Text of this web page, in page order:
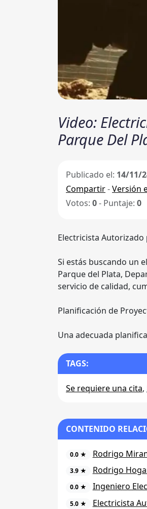
Video:
Parque Del
Publicado el: 14/11/
Compartir-Versión
Votos: 0- Puntaje: 0
Electricista Autorizado
Si estás buscando un
Parque del Plata,
servicio de calidad,
Planificación de
Una adecuada
TAGS:
Se requiere una cita,
CONTENIDO
0.0 ★ Rodrigo
3.9 ★ Rodrigo
0.0 ★ Ingeniero
5.0 ★ Electricista